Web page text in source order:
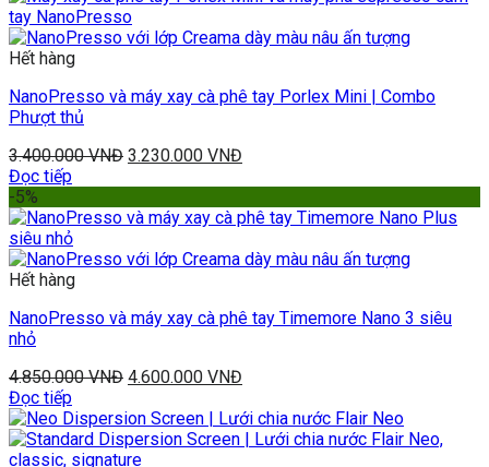
Hết hàng
NanoPresso và máy xay cà phê tay Porlex Mini | Combo
Phượt thủ
3.400.000VNĐ 3.230.000 VNĐ
Đọc tiếp
-5%
Hết hàng
NanoPresso và máy xay cà phê tay Timemore Nano 3 siêu
nhỏ
4.850.000VNĐ 4.600.000 VNĐ
Đọc tiếp